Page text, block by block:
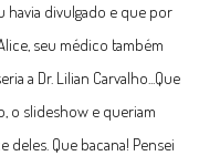
havia divulgado e que por
seu médico também
a Dr. Lilian Carvalho...Que
o slideshow e queriam
Que bacana! Pensei